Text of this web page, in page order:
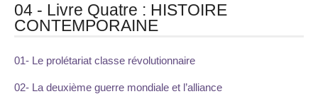
04 - Livre Quatre : HISTOIRE
CONTEMPORAINE
01- Le prolétariat classe révolutionnaire
02- La deuxième guerre mondiale et l’alliance